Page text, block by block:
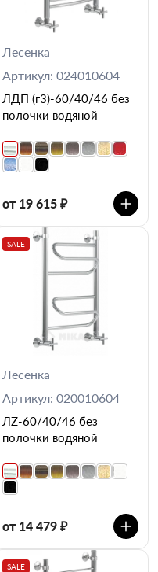
Лесенка
Артикул: 024010604
ЛДП (г3)-60/40/46 без
полочки водяной
от 19 615 ₽
SALE
Лесенка
Артикул: 020010604
ЛZ-60/40/46 без
полочки водяной
от 14 479 ₽
SALE